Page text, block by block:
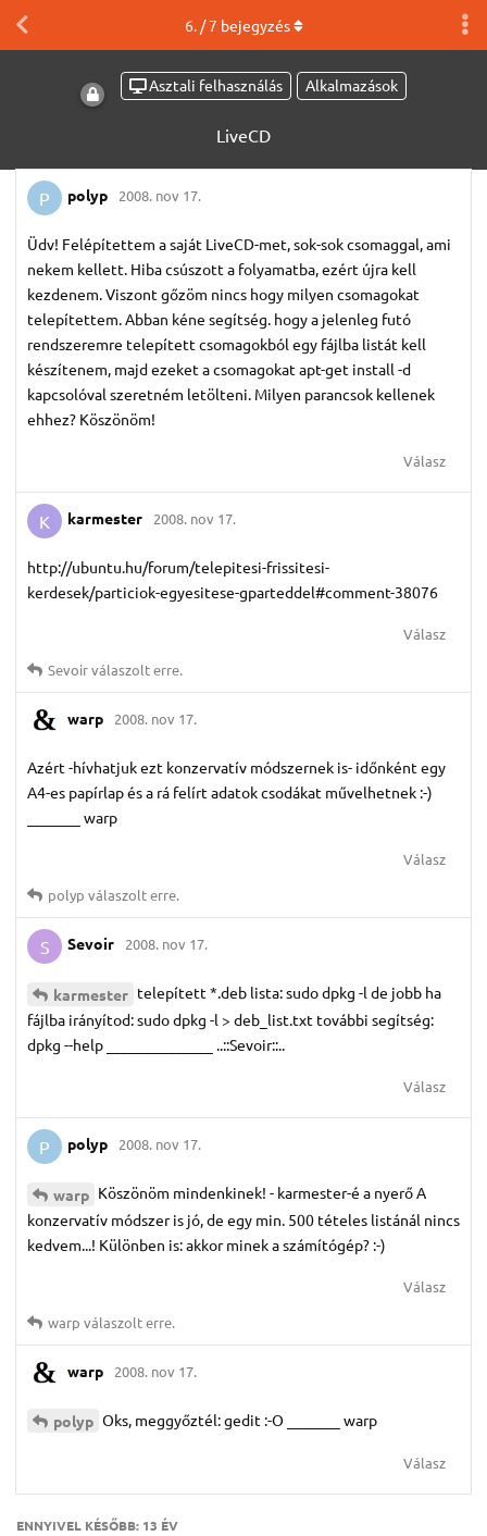
Asztali felhasználás Alkalmazások
LiveCD
6. /7 bejegyzés
P polyp 2008. nov 17.
Üdv! Felépítettem a saját LiveCD-met, sok-sok csomaggal, ami
nekem kellett. Hiba csúszott a folyamatba, ezért újra kell
kezdenem. Viszont gőzöm nincs hogy milyen csomagokat
telepítettem. Abban kéne segítség. hogy a jelenleg futó
rendszeremre telepített csomagokból egy fájlba listát kell
készítenem, majd ezeket a csomagokat apt-get install -d
kapcsolóval szeretném letölteni. Milyen parancsok kellenek
ehhez? Köszönöm!
Válasz
K karmester 2008. nov 17.
http://ubuntu.hu/forum/telepitesi-frissitesi-
kerdesek/particiok-egyesitese-gparteddel#comment-38076
Válasz
Sevoirválaszolt erre.
warp 2008. nov 17.
Azért -hívhatjuk ezt konzervatív módszernek is- időnként egy
A4-es papírlap és a rá felírt adatok csodákat művelhetnek :-)
_______ warp
Válasz
polyp válaszolt erre.
S Sevoir 2008. nov 17.
karmester telepített *.deb lista: sudo dpkg -l de jobb ha
fájlba irányítod: sudo dpkg -l > deb_list.txt további segítség:
dpkg --help ______________ ..::Sevoir::..
Válasz
P polyp 2008. nov 17.
warp Köszönöm mindenkinek! - karmester-é a nyerő A
konzervatív módszer is jó, de egy min. 500 tételes listánál nincs
kedvem...! Különben is: akkor minek a számítógép? :-)
Válasz
warp válaszolt erre.
warp 2008. nov 17.
polyp Oks, meggyőztél: gedit :-O _______ warp
Válasz
ENNYIVEL KÉSŐBB: 13 ÉV